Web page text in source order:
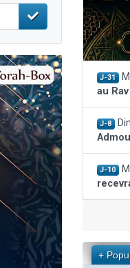
J-31
au
J-8
J-10
+